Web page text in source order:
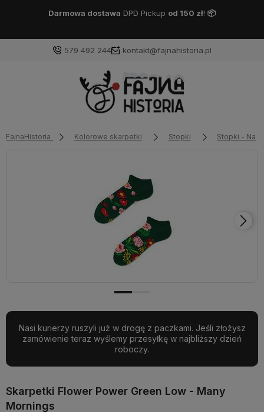
Darmowa dostawa DPD Pickup od 150 zł! 📦
579 492 244 kontakt@fajnahistoria.pl
FajnaHistoria Kolorowe skarpetki Stopki Stopki -
Nasi kurierzy ruszyli już w drogę z paczkami. Jeśli złożysz
zamówienie teraz wyślemy przesyłkę w najbliższy dzień
roboczy.
Skarpetki Flower Power Green Low - Many
Mornings